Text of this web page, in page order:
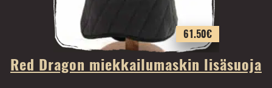
61.50€
Red Dragon miekkailumaskin lisäsuoja